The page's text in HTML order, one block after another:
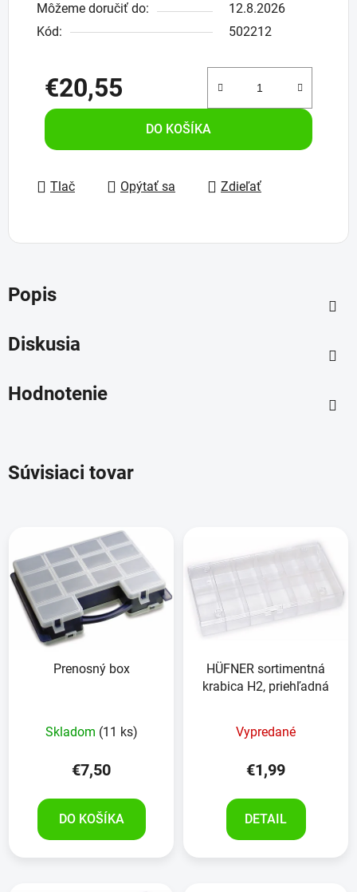
Môžeme doručiť do:
12.8.2026
Kód:
502212
€20,55
Jednotková cena:
DO KOŠÍKA
Tlač Opýtať sa Zdieľať
Popis
Diskusia
Hodnotenie
Súvisiaci tovar
Prenosný box
Skladom (11 ks)
€7,50
DO KOŠÍKA
HÜFNER sortimentná
krabica H2, priehľadná
Vypredané
€1,99
DETAIL